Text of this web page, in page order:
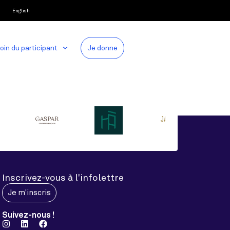
English
du participant Je donne
Inscrivez-vous à l'infolettre
Je m'inscris
Suivez-nous !